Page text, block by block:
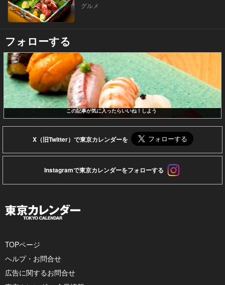
グルメ
フォローする
この記事が気に入ったらいいね！しよう
X（旧Twitter）で東京カレンダーを
Instagramで東京カレンダーをフォローする
TOPページ
ヘルプ・お問合せ
広告に関するお問合せ